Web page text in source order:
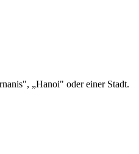
„Hanoi" oder einer Stadt.